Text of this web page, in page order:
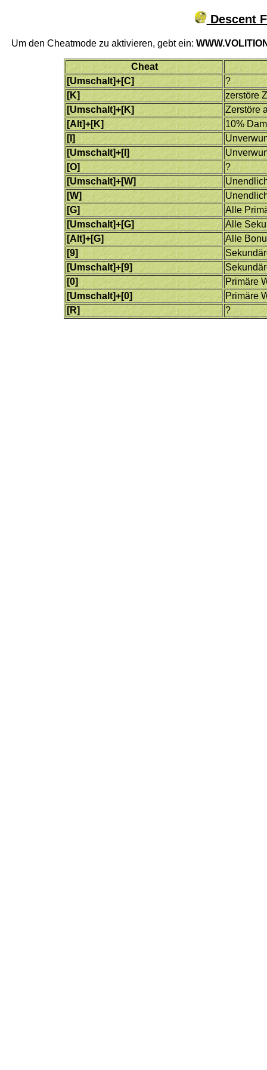
Descent
Um den Cheatmode zu aktivieren, gebt ein:
Cheat
[Umschalt]+[C]
?
[K]
zerstöre
[Umschalt]+[K]
Zerstöre
[Alt]+[K]
10%
[I]
[Umschalt]+[I]
[O]
?
[Umschalt]+[W]
[W]
[G]
Alle
[Umschalt]+[G]
Alle
[Alt]+[G]
Alle
[9]
[Umschalt]+[9]
[0]
Primäre
[Umschalt]+[0]
Primäre
[R]
?